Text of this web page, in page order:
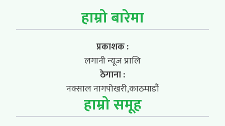
हाम्रो बारेमा
प्रकाशक :
लगानी न्यूज प्रालि
ठेगाना :
नक्साल नागपोखरी,काठमाडौं
हाम्रो समूह